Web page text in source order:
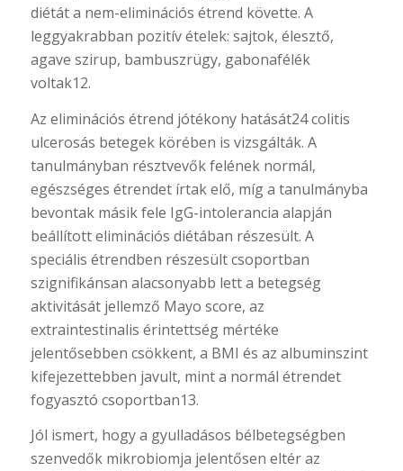
diétát a nem-eliminációs étrend követte. A
leggyakrabban pozitív ételek: sajtok, élesztő,
agave szirup, bambuszrügy, gabonafélék
voltak12.
Az eliminációs étrend jótékony hatását24 colitis
ulcerosás betegek körében is vizsgálták. A
tanulmányban résztvevők felének normál,
egészséges étrendet írtak elő, míg a tanulmányba
bevontak másik fele IgG-intolerancia alapján
beállított eliminációs diétában részesült. A
speciális étrendben részesült csoportban
szignifikánsan alacsonyabb lett a betegség
aktivitását jellemző Mayo score, az
extraintestinalis érintettség mértéke
jelentősebben csökkent, a BMI és az albuminszint
kifejezettebben javult, mint a normál étrendet
fogyasztó csoportban13.
Jól ismert, hogy a gyulladásos bélbetegségben
szenvedők mikrobiomja jelentősen eltér az